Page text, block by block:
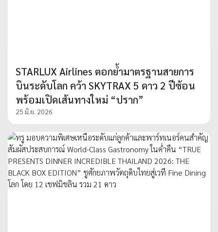
STARLUX Airlines ตอกย้ำมาตรฐานสายการ
บินระดับโลก คว้า SKYTRAX 5 ดาว 2 ปีซ้อน
พร้อมเปิดเส้นทางใหม่ “ปราก”
25 มิ.ย. 2026